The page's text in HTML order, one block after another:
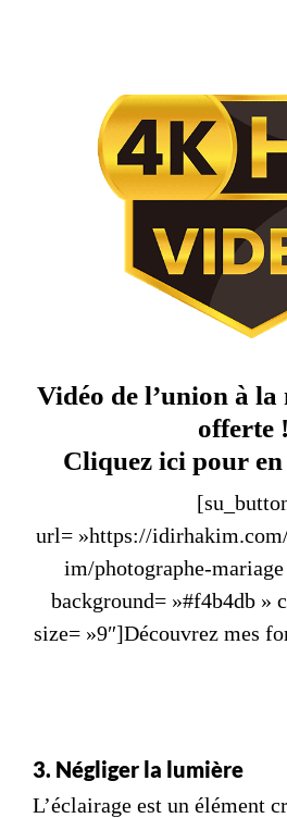
Vidéo de l’union à
offerte !
Cliquez ici pour
url= »https://
im/photographe-
background= »#f4b4db »
size= »9″]Découvrez mes
3. Négliger la lumière
L’éclairage est un élément